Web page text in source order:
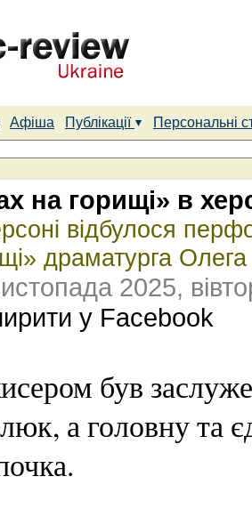
Афіша Публікації
Персональні
на горищі» в
відбулося
драматурга
2025,
у Facebook
був
а головну та